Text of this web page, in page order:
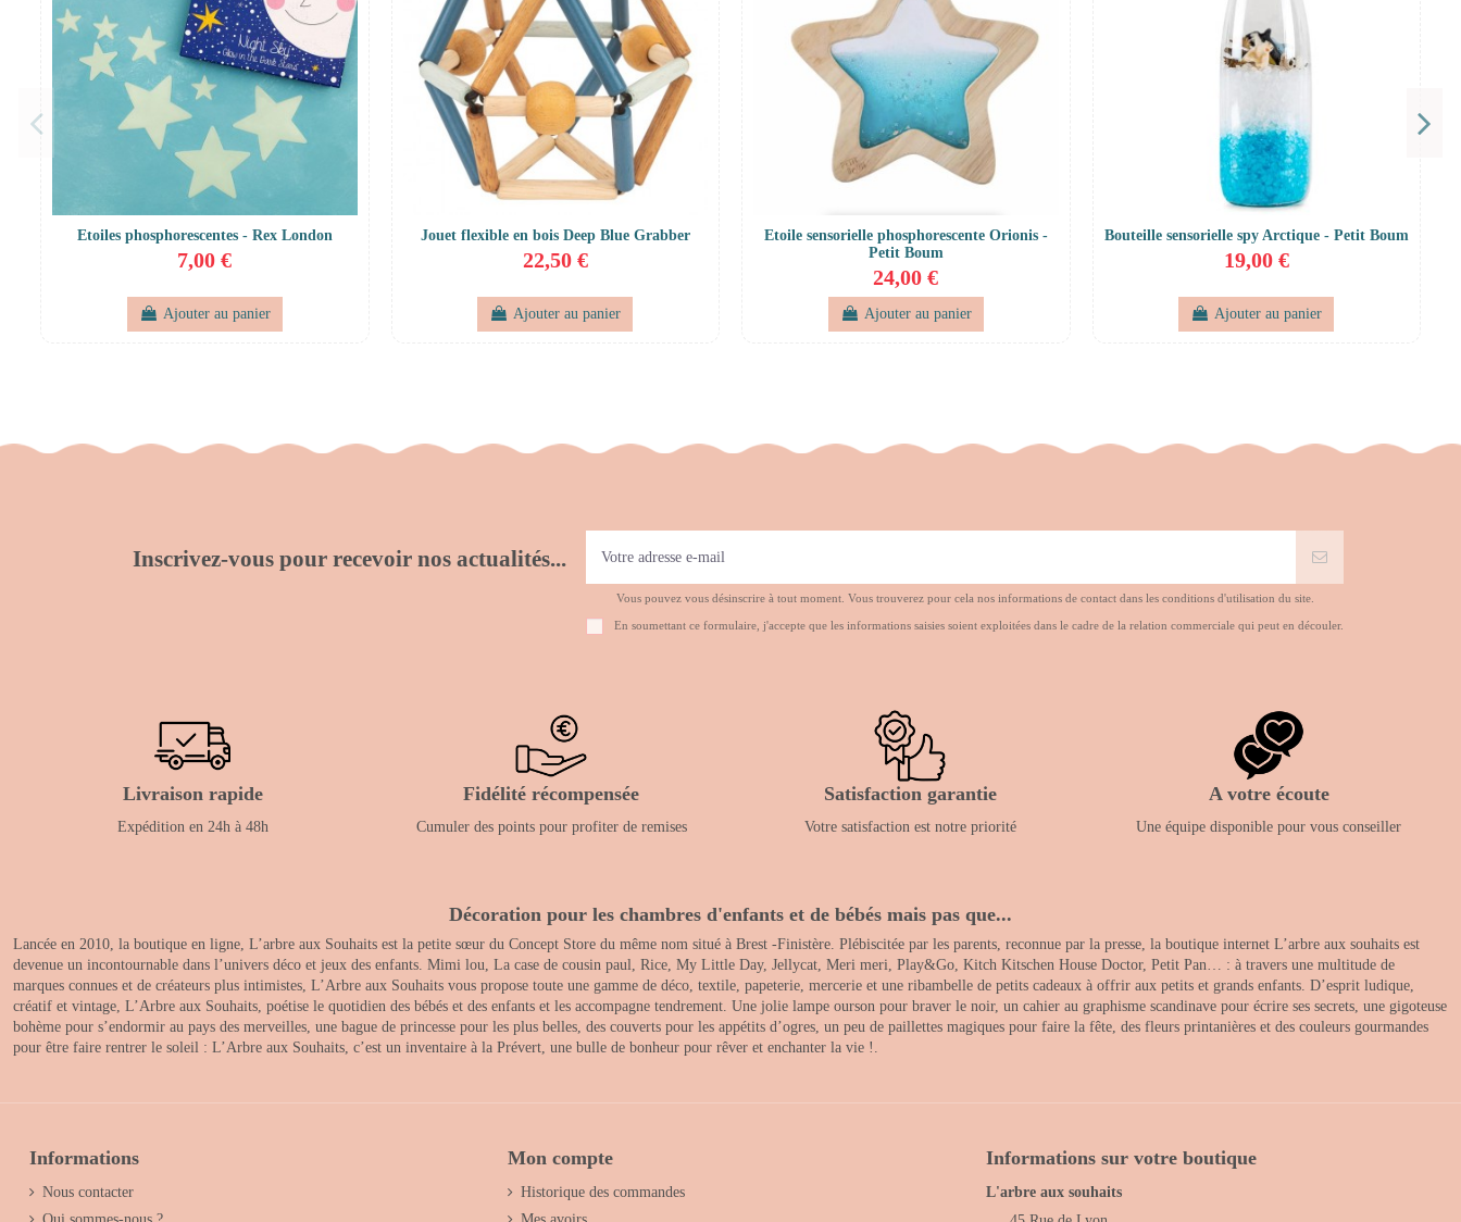
Etoiles phosphorescentes - Rex London
7,00 €
Ajouter au panier
Jouet flexible en bois Deep Blue Grabber
22,50 €
Ajouter au panier
Etoile sensorielle phosphorescente Orionis -
Petit Boum
24,00 €
Ajouter au panier
Bouteille sensorielle spy Arctique - Petit Boum
19,00 €
Ajouter au panier
Inscrivez-vous pour recevoir nos actualités...
Vous pouvez vous désinscrire à tout moment. Vous trouverez pour cela nos informations de contact dans les conditions d'utilisation du site.
En soumettant ce formulaire, j'accepte que les informations saisies soient exploitées dans le cadre de la relation commerciale qui peut en découler.
Livraison rapide
Expédition en 24h à 48h
Fidélité récompensée
Cumuler des points pour profiter de remises
Satisfaction garantie
Votre satisfaction est notre priorité
A votre écoute
Une équipe disponible pour vous conseiller
Décoration pour les chambres d'enfants et de bébés mais pas que...
Lancée en 2010, la boutique en ligne, L’arbre aux Souhaits est la petite sœur du Concept Store du même nom situé à Brest -Finistère. Plébiscitée par les parents, reconnue par la presse, la boutique internet L’arbre aux souhaits est
devenue un incontournable dans l’univers déco et jeux des enfants. Mimi lou, La case de cousin paul, Rice, My Little Day, Jellycat, Meri meri, Play&Go, Kitch Kitschen House Doctor, Petit Pan… : à travers une multitude de
marques connues et de créateurs plus intimistes, L’Arbre aux Souhaits vous propose toute une gamme de déco, textile, papeterie, mercerie et une ribambelle de petits cadeaux à offrir aux petits et grands enfants. D’esprit ludique,
créatif et vintage, L’Arbre aux Souhaits, poétise le quotidien des bébés et des enfants et les accompagne tendrement. Une jolie lampe ourson pour braver le noir, un cahier au graphisme scandinave pour écrire ses secrets, une gigoteuse
bohème pour s’endormir au pays des merveilles, une bague de princesse pour les plus belles, des couverts pour les appétits d’ogres, un peu de paillettes magiques pour faire la fête, des fleurs printanières et des couleurs gourmandes
pour être faire rentrer le soleil : L’Arbre aux Souhaits, c’est un inventaire à la Prévert, une bulle de bonheur pour rêver et enchanter la vie !.
Informations
Nous contacter
Mon compte
Historique des commandes
Informations sur votre boutique
L'arbre aux souhaits